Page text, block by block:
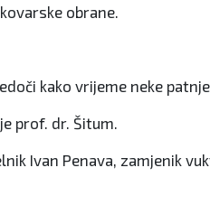
obrane.
kako vrijeme neke
prof. dr. Šitum.
Ivan Penava, zamjenik